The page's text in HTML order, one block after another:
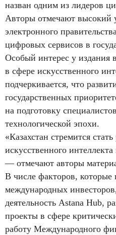
назван одним из лидеров
Авторы отмечают высокий
электронного
цифровых сервисов в
Особый интерес у издания
в сфере искусственного
подчеркивается, что
государственных
на подготовку
технологической эпохи.
«Казахстан стремится
искусственного
— отмечают авторы
В числе факторов,
международных
деятельность Astana Hub,
проекты в сфере
работу Международного